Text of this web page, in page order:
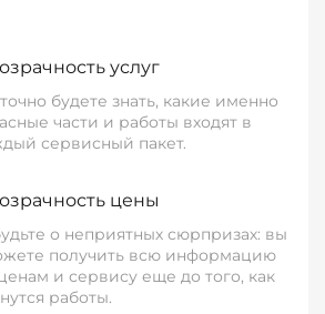
услуг
будете знать, какие именно
части и работы входят в
сервисный пакет.
цены
о неприятных сюрпризах: вы
получить всю информацию
и сервису еще до того, как
работы.